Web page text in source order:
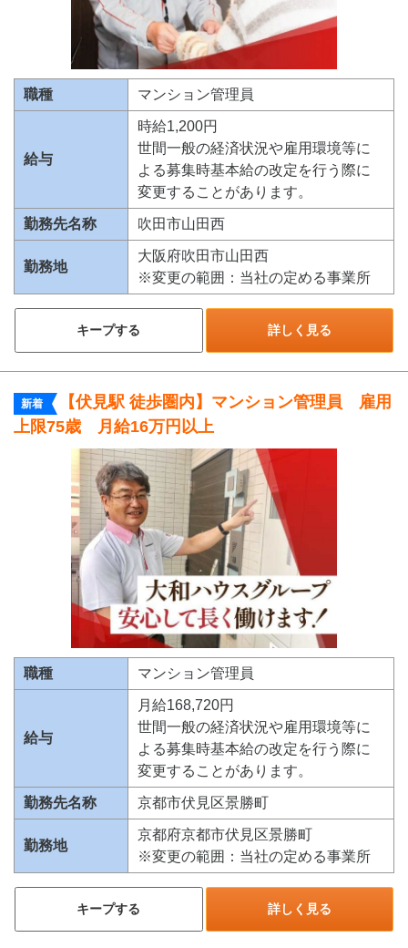
職種 マンション管理員
給与
時給1,200円
世間一般の経済状況や雇用環境等に
よる募集時基本給の改定を行う際に
変更することがあります。
勤務先名称 吹田市山田西
勤務地
大阪府吹田市山田西
※変更の範囲：当社の定める事業所
キープする 詳しく見る
新着
【伏見駅 徒歩圏内】マンション管理員 雇用
上限75歳 月給16万円以上
職種 マンション管理員
給与
月給168,720円
世間一般の経済状況や雇用環境等に
よる募集時基本給の改定を行う際に
変更することがあります。
勤務先名称 京都市伏見区景勝町
勤務地
京都府京都市伏見区景勝町
※変更の範囲：当社の定める事業所
キープする 詳しく見る